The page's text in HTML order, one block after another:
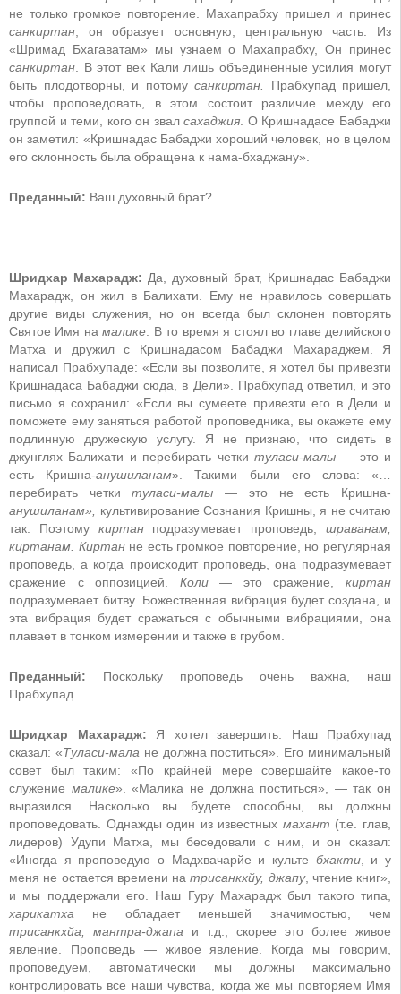
не только громкое повторение. Махапрабху пришел и принес
санкиртан , он образует основную, центральную часть. Из
«Шримад Бхагаватам» мы узнаем о Махапрабху, Он принес
санкиртан . В этот век Кали лишь объединенные усилия могут
быть плодотворны, и потому санкиртан. Прабхупад пришел,
чтобы проповедовать, в этом состоит различие между его
группой и теми, кого он звалсахаджия . О Кришнадасе Бабаджи
он заметил: «Кришнадас Бабаджи хороший человек, но в целом
его склонность была обращена к нама-бхаджану».
Преданный: Ваш духовный брат?
Шридхар Махарадж: Да, духовный брат, Кришнадас Бабаджи
Махарадж, он жил в Балихати. Ему не нравилось совершать
другие виды служения, но он всегда был склонен повторять
Святое Имя намалике . В то время я стоял во главе делийского
Матха и дружил с Кришнадасом Бабаджи Махараджем. Я
написал Прабхупаде: «Если вы позволите, я хотел бы привезти
Кришнадаса Бабаджи сюда, в Дели». Прабхупад ответил, и это
письмо я сохранил: «Если вы сумеете привезти его в Дели и
поможете ему заняться работой проповедника, вы окажете ему
подлинную дружескую услугу. Я не признаю, что сидеть в
джунглях Балихати и перебирать четки туласи-малы— это и
есть Кришна-анушиланам». Такими были его слова: «…
перебирать четкитуласи-малы — это не есть Кришна-
анушиланам», культивирование Сознания Кришны, я не считаю
так. Поэтому киртанподразумевает проповедь,шраванам,
киртанам. Киртанне есть громкое повторение, но регулярная
проповедь, а когда происходит проповедь, она подразумевает
сражение с оппозицией. Коли— это сражение,киртан
подразумевает битву. Божественная вибрация будет создана, и
эта вибрация будет сражаться с обычными вибрациями, она
плавает в тонком измерении и также в грубом.
Преданный: Поскольку проповедь очень важна, наш
Прабхупад…
Шридхар Махарадж: Я хотел завершить. Наш Прабхупад
сказал: «Туласи-мала не должна поститься». Его минимальный
совет был таким: «По крайней мере совершайте какое-то
служение малике». «Малика не должна поститься», — так он
выразился. Насколько вы будете способны, вы должны
проповедовать. Однажды один из известных махант (т.е. глав,
лидеров) Удупи Матха, мы беседовали с ним, и он сказал:
«Иногда я проповедую о Мадхвачарйе и культе бхакти, и у
меня не остается времени натрисанкхйу, джапу, чтение книг»,
и мы поддержали его. Наш Гуру Махарадж был такого типа,
харикатха не обладает меньшей значимостью, чем
трисанкхйа, мантра-джапа и т.д., скорее это более живое
явление. Проповедь — живое явление. Когда мы говорим,
проповедуем, автоматически мы должны максимально
контролировать все наши чувства, когда же мы повторяем Имя